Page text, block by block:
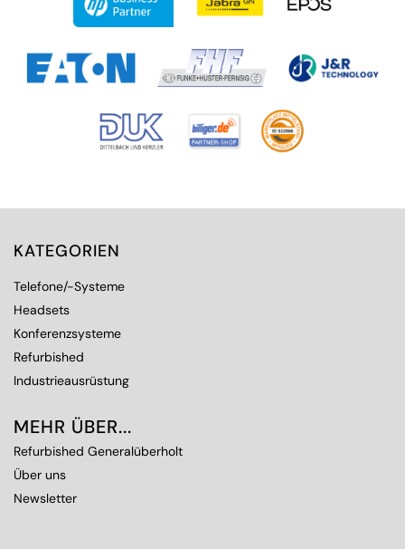
KATEGORIEN
Telefone/-Systeme
Headsets
Konferenzsysteme
Refurbished
Industrieausrüstung
MEHR ÜBER...
Refurbished Generalüberholt
Über uns
Newsletter